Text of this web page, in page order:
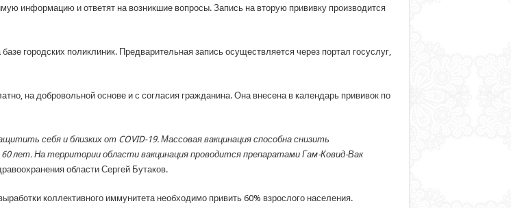
информацию и ответят на возникшие вопросы. Запись на вторую прививку производится
городских поликлиник. Предварительная запись осуществляется через портал госуслуг,
на добровольной основе и с согласия гражданина. Она внесена в календарь прививок по
себя и близких от COVID-19. Массовая вакцинация способна снизить
лет. На территории области вакцинация проводится препаратами Гам-Ковид-Вак
области Сергей Бутаков.
коллективного иммунитета необходимо привить 60% взрослого населения.